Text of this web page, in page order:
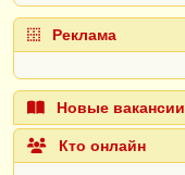
Реклама
Новые вакансии
Кто онлайн